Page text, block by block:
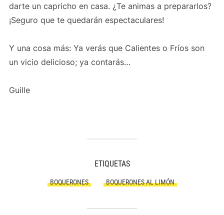
darte un capricho en casa. ¿Te animas a prepararlos?
¡Seguro que te quedarán espectaculares!
Y una cosa más: Ya verás que Calientes o Fríos son
un vicio delicioso; ya contarás…
Guille
ETIQUETAS
BOQUERONES BOQUERONES AL LIMÓN